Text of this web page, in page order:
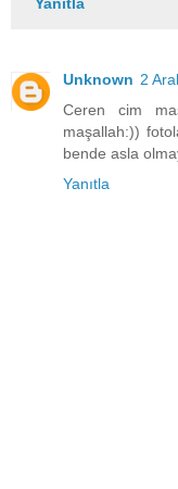
Unknown 2
Ceren cim
maşallah:))
bende asla
Yanıtla